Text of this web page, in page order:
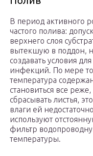
В период активного
частого полива:
верхнего слоя
вытекшую в поддон,
создавать условия
инфекций. По мере
температура
становиться все
сбрасывать листья,
влаги ей
используют
фильтр
температуры.